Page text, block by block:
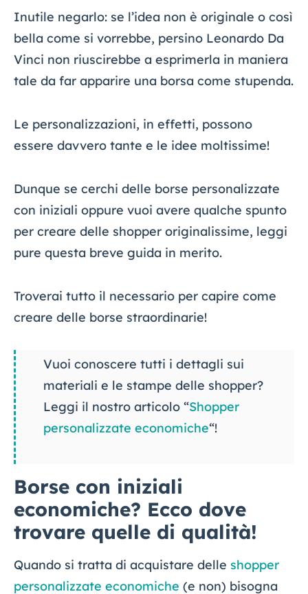
Inutile negarlo: se l’idea non è originale o così
bella come si vorrebbe, persino Leonardo Da
Vinci non riuscirebbe a esprimerla in maniera
tale da far apparire una borsa come stupenda.
Le personalizzazioni, in effetti, possono
essere davvero tante e le idee moltissime!
Dunque se cerchi delle borse personalizzate
con iniziali oppure vuoi avere qualche spunto
per creare delle shopper originalissime, leggi
pure questa breve guida in merito.
Troverai tutto il necessario per capire come
creare delle borse straordinarie!
Vuoi conoscere tutti i dettagli sui
materiali e le stampe delle shopper?
Leggi il nostro articolo “Shopper
personalizzate economiche“!
Borse con iniziali
economiche? Ecco dove
trovare quelle di qualità!
Quando si tratta di acquistare delle shopper
personalizzate economiche (e non) bisogna